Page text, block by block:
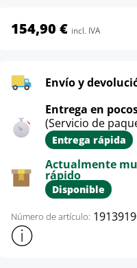
154,90 € incl. IVA
Envío y
Entrega en
(Servicio de
Entrega rápida
Actualmente
rápido
Disponible
Número de artículo:
Mostrar más información